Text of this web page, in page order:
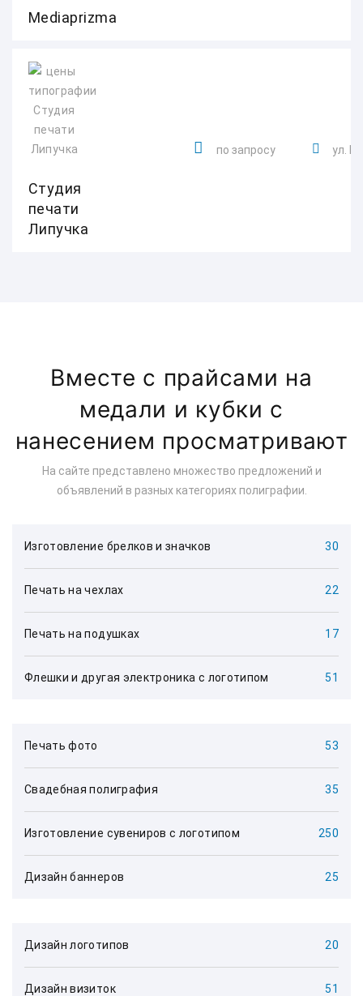
Mediaprizma
Студия
печати
Липучка
по запросу ул.
Вместе с прайсами на
медали и кубки с
нанесением просматривают
На сайте представлено множество предложений и
объявлений в разных категориях полиграфии.
Изготовление брелков и значков 30
Печать на чехлах 22
Печать на подушках 17
Флешки и другая электроника с логотипом 51
Печать фото 53
Свадебная полиграфия 35
Изготовление сувениров с логотипом 250
Дизайн баннеров 25
Дизайн логотипов 20
Дизайн визиток 51